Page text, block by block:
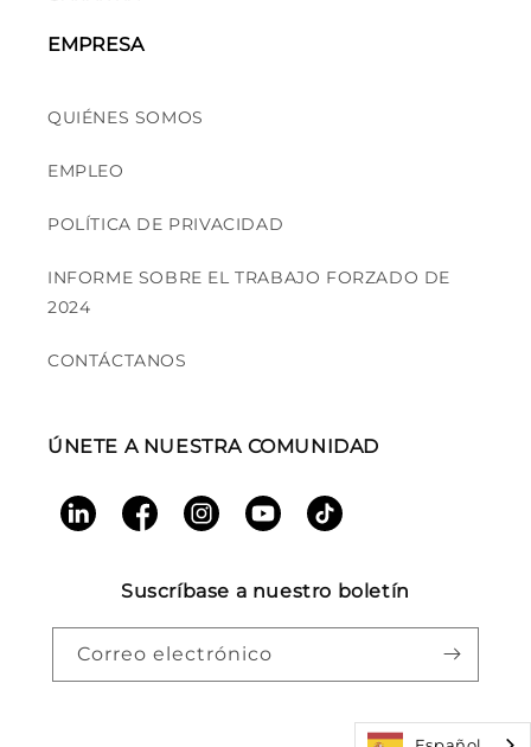
EMPRESA
QUIÉNES SOMOS
EMPLEO
POLÍTICA DE PRIVACIDAD
INFORME SOBRE EL TRABAJO FORZADO DE
2024
CONTÁCTANOS
ÚNETE A NUESTRA COMUNIDAD
LinkedInFacebookInstagramYouTubeTikTok
Suscríbase a nuestro boletín
Correo electrónico